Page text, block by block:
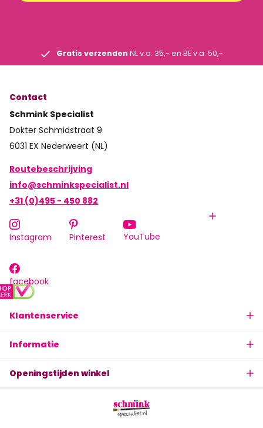
Gratis verzenden NL v.a. 35,- en BE v.a. 50,-
Klantenservice
Informatie
Openingstijden winkel
Contact
Schmink Specialist
Dokter Schmidstraat 9
6031 EX Nederweert (NL)
Routebeschrijving
info@schminkspecialist.nl
+31 (0)495 - 450 882
Instagram Pinterest YouTube
facebook